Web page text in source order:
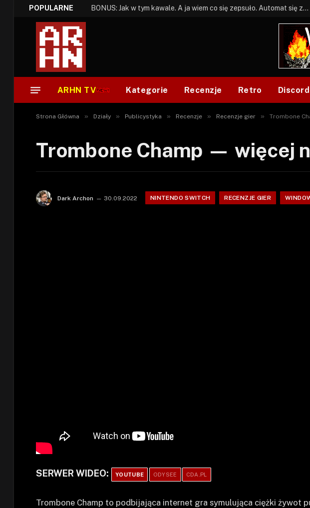
POPULARNE BONUS: Jak w tym kawale. A ja wiem co się zepsuło. Automat się zepsuł.
ARHN TV Kategorie Recenzje Retro Discord
Strona Główna » Działy » Publicystyka » Recenzje » Recenzje gier » Trombone
Trombone Champ — więcej
Dark Archon 30.09.2022 NINTENDO SWITCH RECENZJE GIER
SERWER WIDEO: YOUTUBE ODYSEE CDA.PL
Trombone Champ to podbijająca internet gra symulująca ciężki żywot